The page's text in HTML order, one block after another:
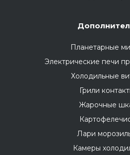
Планетарные
Электрические печи
Холодильные
Грили
Жарочные
Лари
Камеры